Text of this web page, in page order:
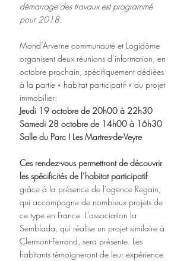
démarrage des travaux est programmé
pour 2018.
Mond’Arverne communauté et Logidôme
organisent deux réunions d’information, en
octobre prochain, spécifiquement dédiées
à la partie « habitat participatif » du projet
immobilier:
Jeudi 19 octobre de 20h00 à 22h30
Samedi 28 octobre de 14h00 à 16h30
Salle du Parc I Les Martres-de-Veyre
Ces rendez-vous permettront de découvrir
les spécificités de l’habitat participatif
grâce à la présence de l’agence Regain,
qui accompagne de nombreux projets de
ce type en France. L’association la
Semblada, qui réalise un projet similaire à
Clermont-Ferrand, sera présente. Les
habitants témoigneront de leur expérience